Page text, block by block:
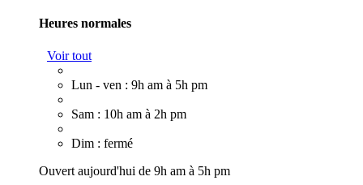
Heures normales
Voir tout
Lun - ven : 9h am à 5h pm
Sam : 10h am à 2h pm
Dim : fermé
Ouvert aujourd'hui de 9h am à 5h pm